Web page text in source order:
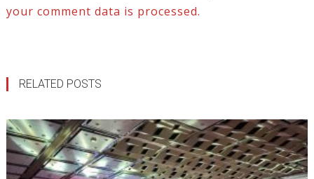
your comment data is processed.
RELATED POSTS